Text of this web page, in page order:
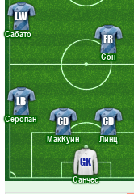
Санчес
Серопан
МакКуин
Линц
Сабато
Сон
GK
LB
CD
CD
LW
FR